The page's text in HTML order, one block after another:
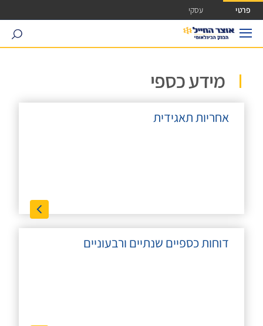
גישה ישירה לכפתור כניסה לחשבונך
פרטי עסקי
search
מידע כספי
אחריות תאגידית
דוחות כספיים שנתיים ורבעוניים